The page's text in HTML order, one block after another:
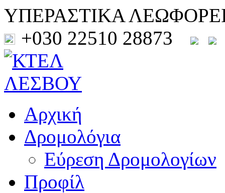
ΥΠΕΡΑΣΤΙΚΑ
+030 22510 28873
Αρχική
Δρομολόγια
Εύρεση Δρομολογίων
Προφίλ